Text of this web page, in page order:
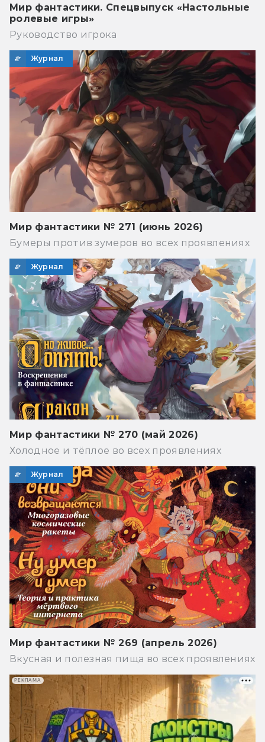
Мир фантастики. Спецвыпуск «Настольные
ролевые игры»
Руководство игрока
Журнал
Мир фантастики № 271 (июнь 2026)
Бумеры против зумеров во всех проявлениях
Журнал
Мир фантастики № 270 (май 2026)
Холодное и тёплое во всех проявлениях
Журнал
Мир фантастики № 269 (апрель 2026)
Вкусная и полезная пища во всех проявлениях
РЕКЛАМА